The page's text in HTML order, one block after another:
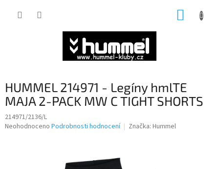
HUMMEL 214971 - Legíny hmlTE
MAJA 2-PACK MW C TIGHT SHORTS
214971/2136/L
Průměrné
Neohodnoceno Podrobnosti hodnocení Značka: Hummel